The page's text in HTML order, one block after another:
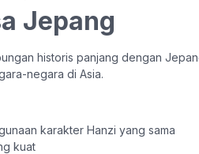
Jepang
historis panjang dengan
negara di Asia.
karakter Hanzi yang sama
kuat